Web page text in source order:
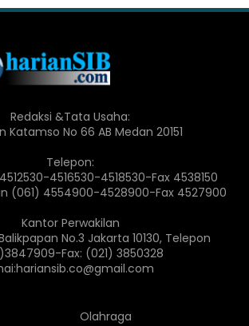
Redaksi &Tata Usaha:
Katamso No 66 AB Medan 20151
Telepon:
4516530-4518530-Fax 4538150
(061) 4554900-4528900-Fax 4527900
Kantor Perwakilan
No.3 Jakarta 10130, Telepon
Fax: (021) 3850328
Olahraga